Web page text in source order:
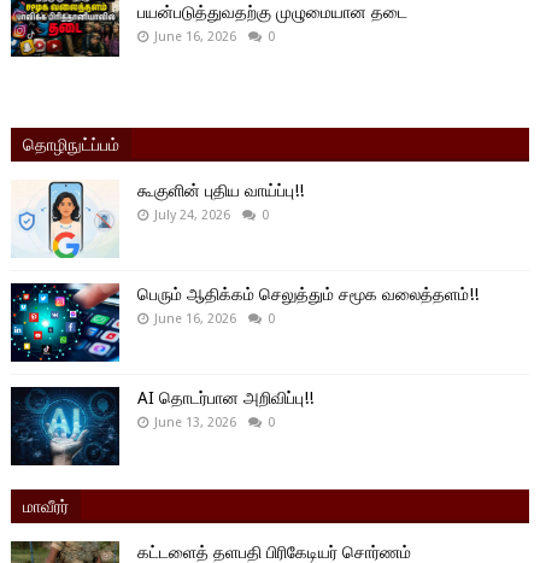
பயன்படுத்துவதற்கு முழுமையான தடை
June 16, 2026 0
தொழிநுட்ப்பம்
கூகுளின் புதிய வாய்ப்பு!!
July 24, 2026 0
பெரும் ஆதிக்கம் செலுத்தும் சமூக வலைத்தளம்!!
June 16, 2026 0
AI தொடர்பான அறிவிப்பு!!
June 13, 2026 0
மாவீரர்
கட்டளைத் தளபதி பிரிகேடியர் சொர்ணம்